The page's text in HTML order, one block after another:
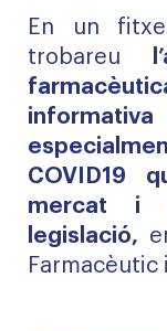
En un
trobareu
informativa
COVID19
mercat i
legislació,
Farmacèutic